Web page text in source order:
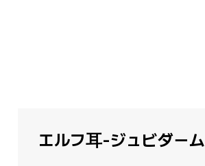
エルフ耳-ジュビダーム